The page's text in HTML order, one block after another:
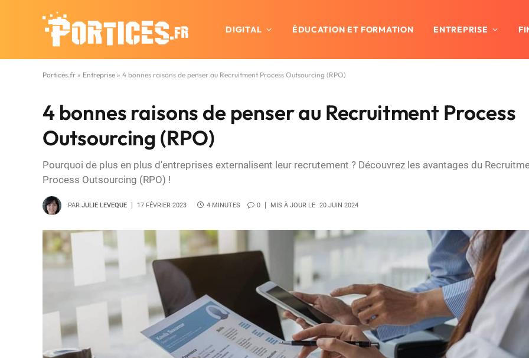
DIGITAL ÉDUCATION ET FORMATION ENTREPRISE
Portices.fr » Entreprise » 4 bonnes raisons de penser au Recruitment Process Outsourcing (RPO)
4 bonnes raisons de penser au Recruitment Process
Outsourcing (RPO)
Pourquoi de plus en plus d'entreprises externalisent leur recrutement ? Découvrez les avantages du
Process Outsourcing (RPO) !
PAR JULIE LEVEQUE 17 FÉVRIER 2023 4 MINUTES 0 MIS À JOUR LE 20 JUIN 2024